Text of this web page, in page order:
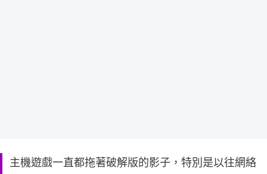
主機遊戲一直都拖著破解版的影子，特別是以往網絡